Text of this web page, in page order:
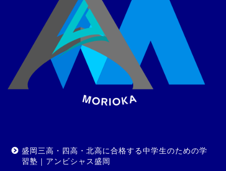
盛岡三高・四高・北高に合格する中学生のための学
習塾｜アンビシャス盛岡